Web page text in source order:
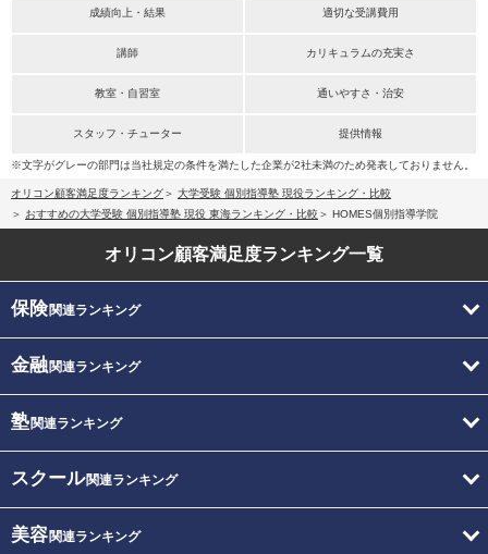
成績向上・結果 適切な受講費用
講師 カリキュラムの充実さ
教室・自習室 通いやすさ・治安
スタッフ・チューター 提供情報
※文字がグレーの部門は当社規定の条件を満たした企業が2社未満のため発表しておりません。
オリコン顧客満足度ランキング
大学受験 個別指導塾 現役ランキング・比較
おすすめの大学受験 個別指導塾 現役 東海ランキング・比較
HOMES個別指導学院
オリコン顧客満足度ランキング一覧
保険関連ランキング
金融関連ランキング
塾関連ランキング
スクール関連ランキング
美容関連ランキング